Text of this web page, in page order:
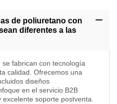
de poliuretano con
diferentes a las
se fabrican con tecnología
calidad. Ofrecemos una
diseños
en el servicio B2B
soporte postventa.